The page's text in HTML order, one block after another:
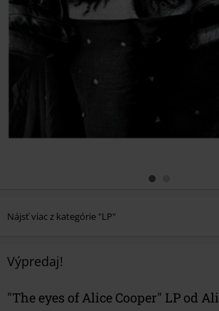
Nájsť viac z kategórie "LP"
Výpredaj!
"The eyes of Alice Cooper" LP od